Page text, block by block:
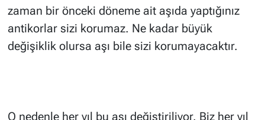
zaman bir önceki döneme ait aşıda yaptığınız
antikorlar sizi korumaz. Ne kadar büyük
değişiklik olursa aşı bile sizi korumayacaktır.
O nedenle her yıl bu aşı değiştiriliyor. Biz her yıl